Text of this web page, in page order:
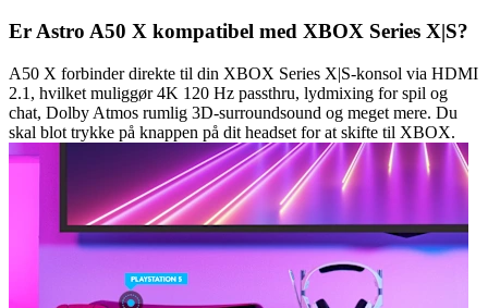
Er Astro A50 X kompatibel med XBOX Series X|S?
A50 X forbinder direkte til din XBOX Series X|S-konsol via HDMI
2.1, hvilket muliggør 4K 120 Hz passthru, lydmixing for spil og
chat, Dolby Atmos rumlig 3D-surroundsound og meget mere. Du
skal blot trykke på knappen på dit headset for at skifte til XBOX.